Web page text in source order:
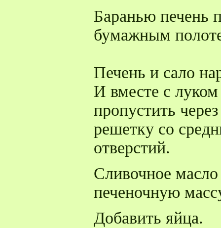
Баранью печень
бумажным
Печень и сало
И вместе с
пропустить
решетку со
отверстий.
Сливочное
печеночную
Добавить яйца.